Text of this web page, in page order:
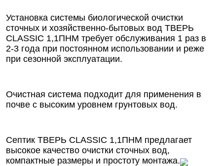
Установка системы биологической очистки
сточных и хозяйственно-бытовых вод ТВЕРЬ
CLASSIC 1,1ПНМ требует обслуживания 1 раз в
2-3 года при постоянном использовании и реже
при сезонной эксплуатации.
Очистная система подходит для применения в
почве с высоким уровнем грунтовых вод.
Септик ТВЕРЬ CLASSIC 1,1ПНМ предлагает
высокое качество очистки сточных вод,
компактные размеры и простоту монтажа.